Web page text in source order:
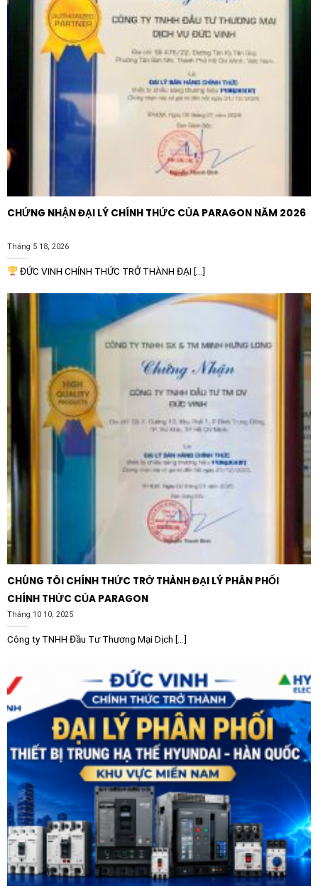
còn giảm thiểu rủi ro chập cháy liên quan đến mạch
nguồn nuôi thiết bị đo.
Ứng dụng thực tiễn của sản phẩm
Nhờ tính linh hoạt và độ tin cậy cao,Đồng hồ đo dòng
điện – AM-I-3-800/5A
nhiều lĩnh vực khác nhau:
Tủ phân phối điện (MSB/DB):Lắp đặt tại các tủ
điện tổng của tòa nhà, chung cư hoặc nhà xưởng để
giám sát dòng điện tổng của hệ thống.
Điều khiển động cơ:Sử dụng trong các tủ điều khiển
theo dõi tải của động cơ trong quá trình vận hành.
Trạm biến áp: Hỗ trợ giám sát dòng điện ở phía hạ
thế của máy biến áp, đảm bảo dòng điện luôn nằm
trong ngưỡng an toàn cho phép.
Hệ thống điện năng lượng mặt trời:Giám sát dòng
điện xoay chiều đầu ra của Inverter trước khi hòa
lưới hoặc cấp cho tải tiêu thụ.
Tại sao nên chọn thiết bị điện Selec?
Selec là thương hiệu hàng đầu từ Ấn Độ, nổi tiếng với
việc cung cấp các thiết bị đo lường và điều khiển có độ
chính xác cao nhưng mức giá vô cùng cạnh tranh.
hồ đo dòng điện – AM-I-3-800/5Atuân thủ các tiêu
chuẩn quốc tế nghiêm ngặt về an toàn và kỹ thuật
điện. Khi lựa chọn sản phẩm Selec, quý khách hàng
hoàn toàn có thể yên tâm về khả năng vận hành ổn định
trong nhiều năm, đi kèm với đó là chế độ hỗ trợ kỹ
thuật và bảo hành chính hãng uy tín.
CHỨNG NHẬN ĐẠI LÝ CHÍNH THỨC CỦA PARAGON NĂM 2026
Tháng 5 18, 2026
ĐỨC VINH CHÍNH THỨC TRỞ THÀNH ĐẠI [...]
CHÚNG TÔI CHÍNH THỨC TRỞ THÀNH ĐẠI LÝ PHÂN PHỐI
CHÍNH THỨC CỦA PARAGON
Tháng 10 10, 2025
Công ty TNHH Đầu Tư Thương Mại Dịch [...]